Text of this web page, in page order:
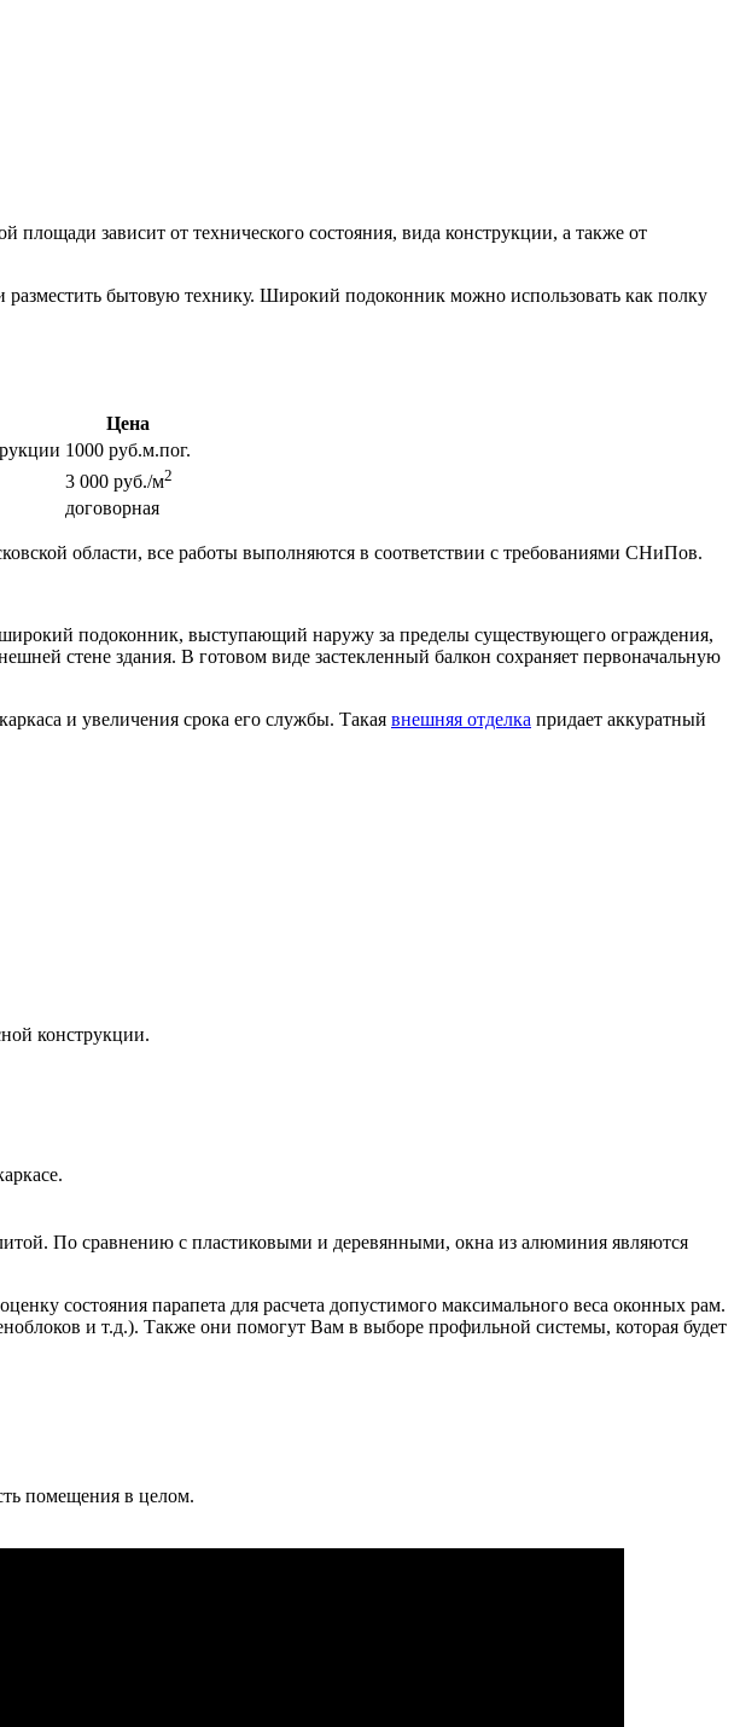
площади зависит от технического состояния, вида конструкции, а также от
разместить бытовую технику. Широкий подоконник можно использовать как полку
Цена
1000 руб.м.пог.
3 000 руб./м2
договорная
области, все работы выполняются в соответствии с требованиями СНиПов.
широкий подоконник, выступающий наружу за пределы существующего ограждения,
стене здания. В готовом виде застекленный балкон сохраняет первоначальную
и увеличения срока его службы. Такая внешняя отделка придает аккуратный
конструкции.
По сравнению с пластиковыми и деревянными, окна из алюминия являются
состояния парапета для расчета допустимого максимального веса оконных рам.
и т.д.). Также они помогут Вам в выборе профильной системы, которая будет
помещения в целом.